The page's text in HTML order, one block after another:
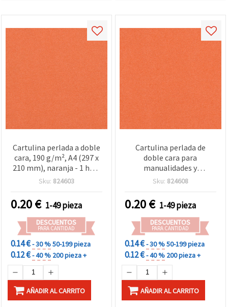
Cartulina perlada a doble
cara, 190 g/m², A4 (297 x
210 mm), naranja - 1 hoja
para manualidades y
Sku: 824603
0.20€ 1-49 pieza
DESCUENTOS
PARA CANTIDAD
0.14 €- 30 %50-199 pieza
0.12 €- 40 % 200 pieza +
AÑADIR AL CARRITO
Cartulina perlada de
doble cara para
manualidades y
scrapbooking, 200 g/m²,
Naranja - 1 hoja
Sku: 824608
0.20€ 1-49 pieza
DESCUENTOS
PARA CANTIDAD
0.14 €- 30 %50-199 pieza
0.12 €- 40 % 200 pieza +
AÑADIR AL CARRITO